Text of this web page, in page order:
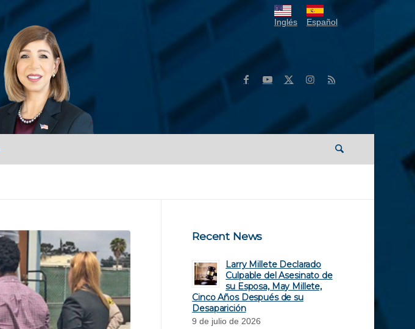
Inglés Español
Recent News
Larry Millete Declarado
Culpable del Asesinato de
su Esposa, May Millete,
Cinco Años Después de su
Desaparición
9 de julio de 2026